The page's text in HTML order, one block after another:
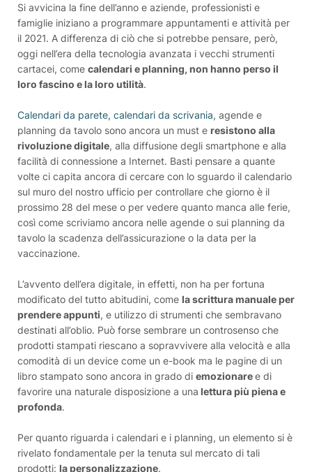
Si avvicina la fine dell’anno e aziende, professionisti e
famiglie iniziano a programmare appuntamenti e attività per
il 2021. A differenza di ciò che si potrebbe pensare, però,
oggi nell’era della tecnologia avanzata i vecchi strumenti
cartacei, come calendari e planning, non hanno perso il
loro fascino e la loro utilità.
Calendari da parete, calendari da scrivania, agende e
planning da tavolo sono ancora un must e resistono alla
rivoluzione digitale, alla diffusione degli smartphone e alla
facilità di connessione a Internet. Basti pensare a quante
volte ci capita ancora di cercare con lo sguardo il calendario
sul muro del nostro ufficio per controllare che giorno è il
prossimo 28 del mese o per vedere quanto manca alle ferie,
così come scriviamo ancora nelle agende o sui planning da
tavolo la scadenza dell’assicurazione o la data per la
vaccinazione.
L’avvento dell’era digitale, in effetti, non ha per fortuna
modificato del tutto abitudini, come la scrittura manuale per
prendere appunti, e utilizzo di strumenti che sembravano
destinati all’oblio. Può forse sembrare un controsenso che
prodotti stampati riescano a sopravvivere alla velocità e alla
comodità di un device come un e-book ma le pagine di un
libro stampato sono ancora in grado di emozionaree di
favorire una naturale disposizione a una lettura più piena e
profonda.
Per quanto riguarda i calendari e i planning, un elemento si è
rivelato fondamentale per la tenuta sul mercato di tali
prodotti: la personalizzazione.